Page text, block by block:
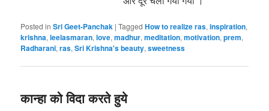
Posted in Sri Geet-Panchak |Tagged How to realize ras,inspiration,
krishna,leelasmaran,love,madhur,meditation,motivation,prem,
Radharani,ras,Sri Krishna's beauty,sweetness
कान्हा को विदा करते हुये